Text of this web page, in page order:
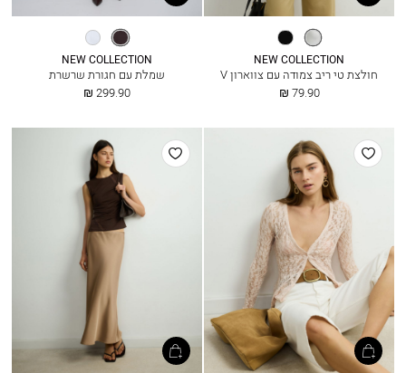
לבן שחור
NEW COLLECTION
חולצת טי ריב צמודה עם צווארון V
החל
79.90 ₪
חום
כהה
אופוויט
NEW COLLECTION
שמלת עם חגורת שרשרת
החל
299.90 ₪
הוסף
למועדפים
הוסף
למועדפים